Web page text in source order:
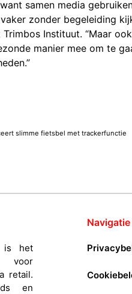
samen media
zonder begeleiding
Trimbos Instituut. “Maar
manier mee om te
slimme fietsbel met trackerfunctie
Navigatie
is het
voor
retail.
en